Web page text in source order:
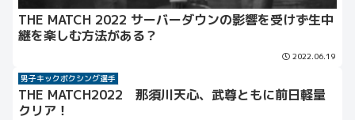
THE MATCH 2022 サーバーダウンの影響を受けず生中
継を楽しむ方法がある？
2022.06.19
男子キックボクシング選手
THE MATCH2022 那須川天心、武尊ともに前日軽量
クリア！